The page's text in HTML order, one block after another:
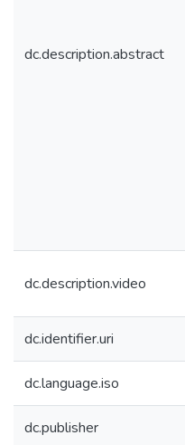
dc.description.abstract
dc.description.video
dc.identifier.uri
dc.language.iso
dc.publisher